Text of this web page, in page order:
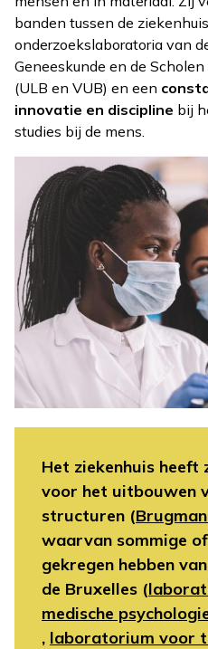
banden tussen de
onderzoekslaboratoria van
Geneeskunde en de
(ULB en VUB) en een
innovatie en discipline bij
studies bij de mens.
Afbeelding
Het ziekenhuis heeft
voor het uitbouwen
structuren (
waarvan sommige
gekregen hebben
de Bruxelles (
medische
, laboratorium voor